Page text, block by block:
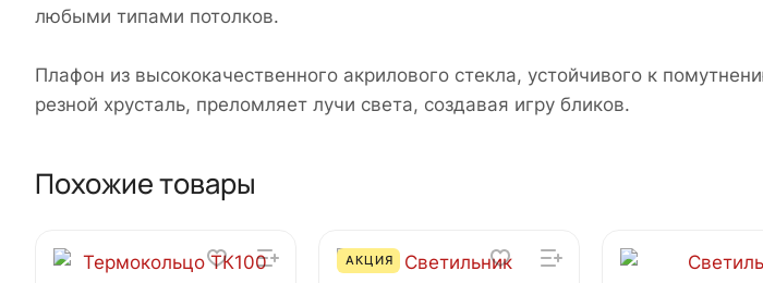
любыми типами потолков.
Плафон из высококачественного акрилового стекла, устойчивого к
резной хрусталь, преломляет лучи света, создавая игру бликов.
Похожие товары
АКЦИЯ